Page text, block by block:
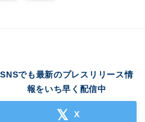
SNSでも最新のプレスリリース情
報をいち早く配信中
X